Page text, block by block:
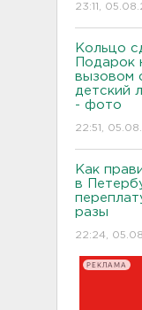
23:11,
Кольцо
Подарок
вызовом
детский
- фото
22:51,
Как
в
разы
22:24,
РЕКЛАМА